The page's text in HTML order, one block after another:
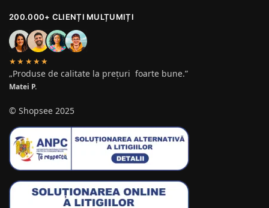
200.000+ CLIENȚI MULȚUMIȚI
★★★★★
„Produse de calitate la prețuri foarte bune.”
Matei P.
© Shopsee 2025